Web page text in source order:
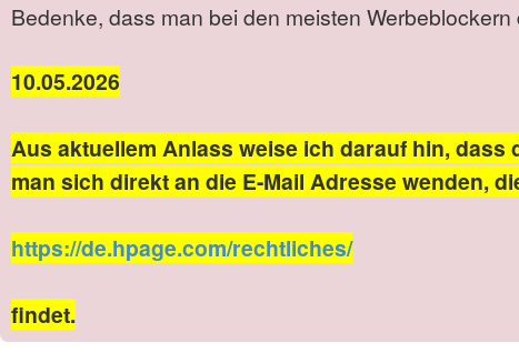
Bedenke, dass man bei den meisten
10.05.2026
Aus aktuellem Anlass weise ich darauf hin,
man sich direkt an die E-Mail Adresse wenden,
https://de.hpage.com/rechtliches/
findet.